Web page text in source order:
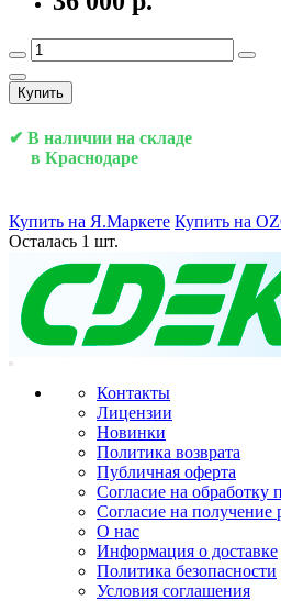
Купить
✔ В наличии на складе
в Краснодаре
Купить на Я.Маркете Купить на
Осталась 1 шт.
Контакты
Лицензии
Новинки
Политика возврата
Публичная оферта
Согласие на обработку
Согласие на получение
О нас
Информация о доставке
Политика безопасности
Условия соглашения